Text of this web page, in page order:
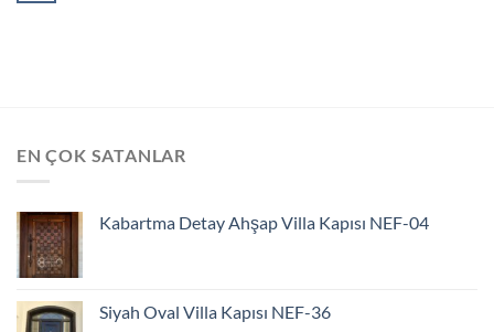
EN ÇOK SATANLAR
Kabartma Detay Ahşap Villa Kapısı NEF-04
Siyah Oval Villa Kapısı NEF-36